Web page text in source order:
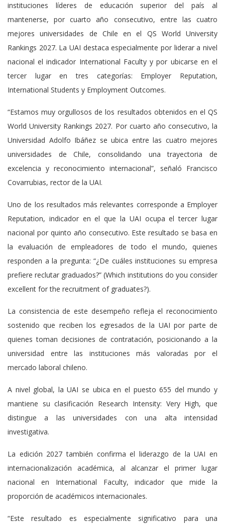
instituciones líderes de educación superior del país al
mantenerse, por cuarto año consecutivo, entre las cuatro
mejores universidades de Chile en el QS World University
Rankings 2027. La UAI destaca especialmente por liderar a nivel
nacional el indicador International Faculty y por ubicarse en el
tercer lugar en tres categorías: Employer Reputation,
International Students y Employment Outcomes.
“Estamos muy orgullosos de los resultados obtenidos en el QS
World University Rankings 2027. Por cuarto año consecutivo, la
Universidad Adolfo Ibáñez se ubica entre las cuatro mejores
universidades de Chile, consolidando una trayectoria de
excelencia y reconocimiento internacional”, señaló Francisco
Covarrubias, rector de la UAI.
Uno de los resultados más relevantes corresponde a Employer
Reputation, indicador en el que la UAI ocupa el tercer lugar
nacional por quinto año consecutivo. Este resultado se basa en
la evaluación de empleadores de todo el mundo, quienes
responden a la pregunta: “¿De cuáles instituciones su empresa
prefiere reclutar graduados?” (Which institutions do you consider
excellent for the recruitment of graduates?).
La consistencia de este desempeño refleja el reconocimiento
sostenido que reciben los egresados de la UAI por parte de
quienes toman decisiones de contratación, posicionando a la
universidad entre las instituciones más valoradas por el
mercado laboral chileno.
A nivel global, la UAI se ubica en el puesto 655 del mundo y
mantiene su clasificación Research Intensity: Very High, que
distingue a las universidades con una alta intensidad
investigativa.
La edición 2027 también confirma el liderazgo de la UAI en
internacionalización académica, al alcanzar el primer lugar
nacional en International Faculty, indicador que mide la
proporción de académicos internacionales.
“Este resultado es especialmente significativo para una